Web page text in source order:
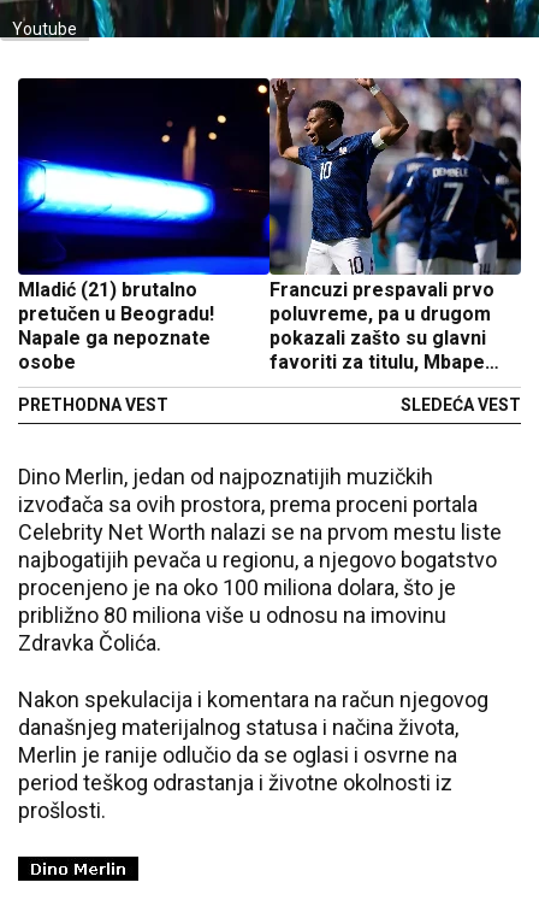
Youtube
Mladić (21) brutalno
pretučen u Beogradu!
Napale ga nepoznate
osobe
PRETHODNA VEST
Francuzi prespavali prvo
poluvreme, pa u drugom
pokazali zašto su glavni
favoriti za titulu, Mbape
piše istoriju
SLEDEĆA VEST
Dino Merlin, jedan od najpoznatijih muzičkih
izvođača sa ovih prostora, prema proceni portala
Celebrity Net Worth nalazi se na prvom mestu liste
najbogatijih pevača u regionu, a njegovo bogatstvo
procenjeno je na oko 100 miliona dolara, što je
približno 80 miliona više u odnosu na imovinu
Zdravka Čolića.
Nakon spekulacija i komentara na račun njegovog
današnjeg materijalnog statusa i načina života,
Merlin je ranije odlučio da se oglasi i osvrne na
period teškog odrastanja i životne okolnosti iz
prošlosti.